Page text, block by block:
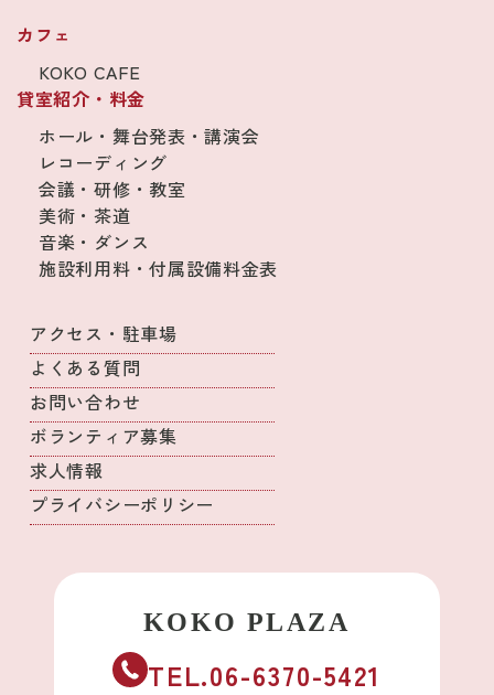
カフェ
KOKO CAFE
貸室紹介・料金
ホール・舞台発表・講演会
レコーディング
会議・研修・教室
美術・茶道
音楽・ダンス
施設利用料・付属設備料金表
アクセス・駐車場
よくある質問
お問い合わせ
ボランティア募集
求人情報
プライバシーポリシー
TEL.06-6370-5421